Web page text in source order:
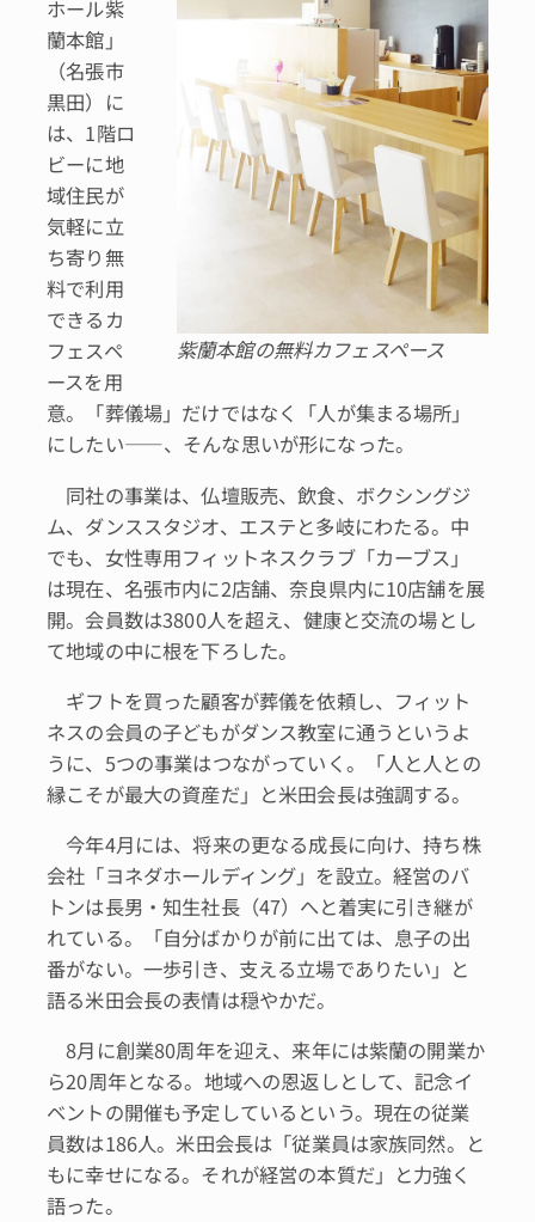
紫蘭本館の無料カフェスペース
ホール紫
蘭本館」
（名張市
黒田）に
は、1階ロ
ビーに地
域住民が
気軽に立
ち寄り無
料で利用
できるカ
フェスペ
ースを用
意。「葬儀場」だけではなく「人が集まる場所」
にしたい――、そんな思いが形になった。
同社の事業は、仏壇販売、飲食、ボクシングジ
ム、ダンススタジオ、エステと多岐にわたる。中
でも、女性専用フィットネスクラブ「カーブス」
は現在、名張市内に2店舗、奈良県内に10店舗を展
開。会員数は3800人を超え、健康と交流の場とし
て地域の中に根を下ろした。
ギフトを買った顧客が葬儀を依頼し、フィット
ネスの会員の子どもがダンス教室に通うというよ
うに、5つの事業はつながっていく。「人と人との
縁こそが最大の資産だ」と米田会長は強調する。
今年4月には、将来の更なる成長に向け、持ち株
会社「ヨネダホールディング」を設立。経営のバ
トンは長男・知生社長（47）へと着実に引き継が
れている。「自分ばかりが前に出ては、息子の出
番がない。一歩引き、支える立場でありたい」と
語る米田会長の表情は穏やかだ。
8月に創業80周年を迎え、来年には紫蘭の開業か
ら20周年となる。地域への恩返しとして、記念イ
ベントの開催も予定しているという。現在の従業
員数は186人。米田会長は「従業員は家族同然。と
もに幸せになる。それが経営の本質だ」と力強く
語った。